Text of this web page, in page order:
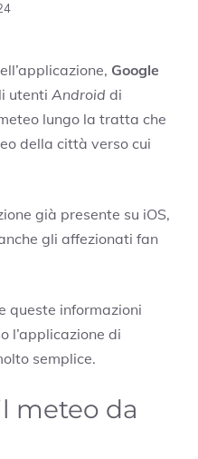
Google
utenti Android di
lungo la tratta che
della città verso cui
già presente su iOS,
gli affezionati fan
queste informazioni
l’applicazione di
semplice.
meteo da